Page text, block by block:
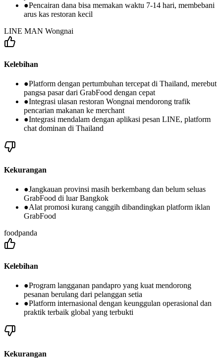
●Pencairan dana bisa memakan waktu 7-14 hari, membebani
arus kas restoran kecil
LINE MAN Wongnai
Kelebihan
●Platform dengan pertumbuhan tercepat di Thailand, merebut
pangsa pasar dari GrabFood dengan cepat
●Integrasi ulasan restoran Wongnai mendorong trafik
pencarian makanan ke merchant
●Integrasi mendalam dengan aplikasi pesan LINE, platform
chat dominan di Thailand
Kekurangan
●Jangkauan provinsi masih berkembang dan belum seluas
GrabFood di luar Bangkok
●Alat promosi kurang canggih dibandingkan platform iklan
GrabFood
foodpanda
Kelebihan
●Program langganan pandapro yang kuat mendorong
pesanan berulang dari pelanggan setia
●Platform internasional dengan keunggulan operasional dan
praktik terbaik global yang terbukti
Kekurangan